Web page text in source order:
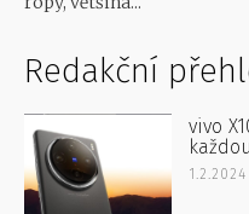
Redakční
vivo
1.2.2024